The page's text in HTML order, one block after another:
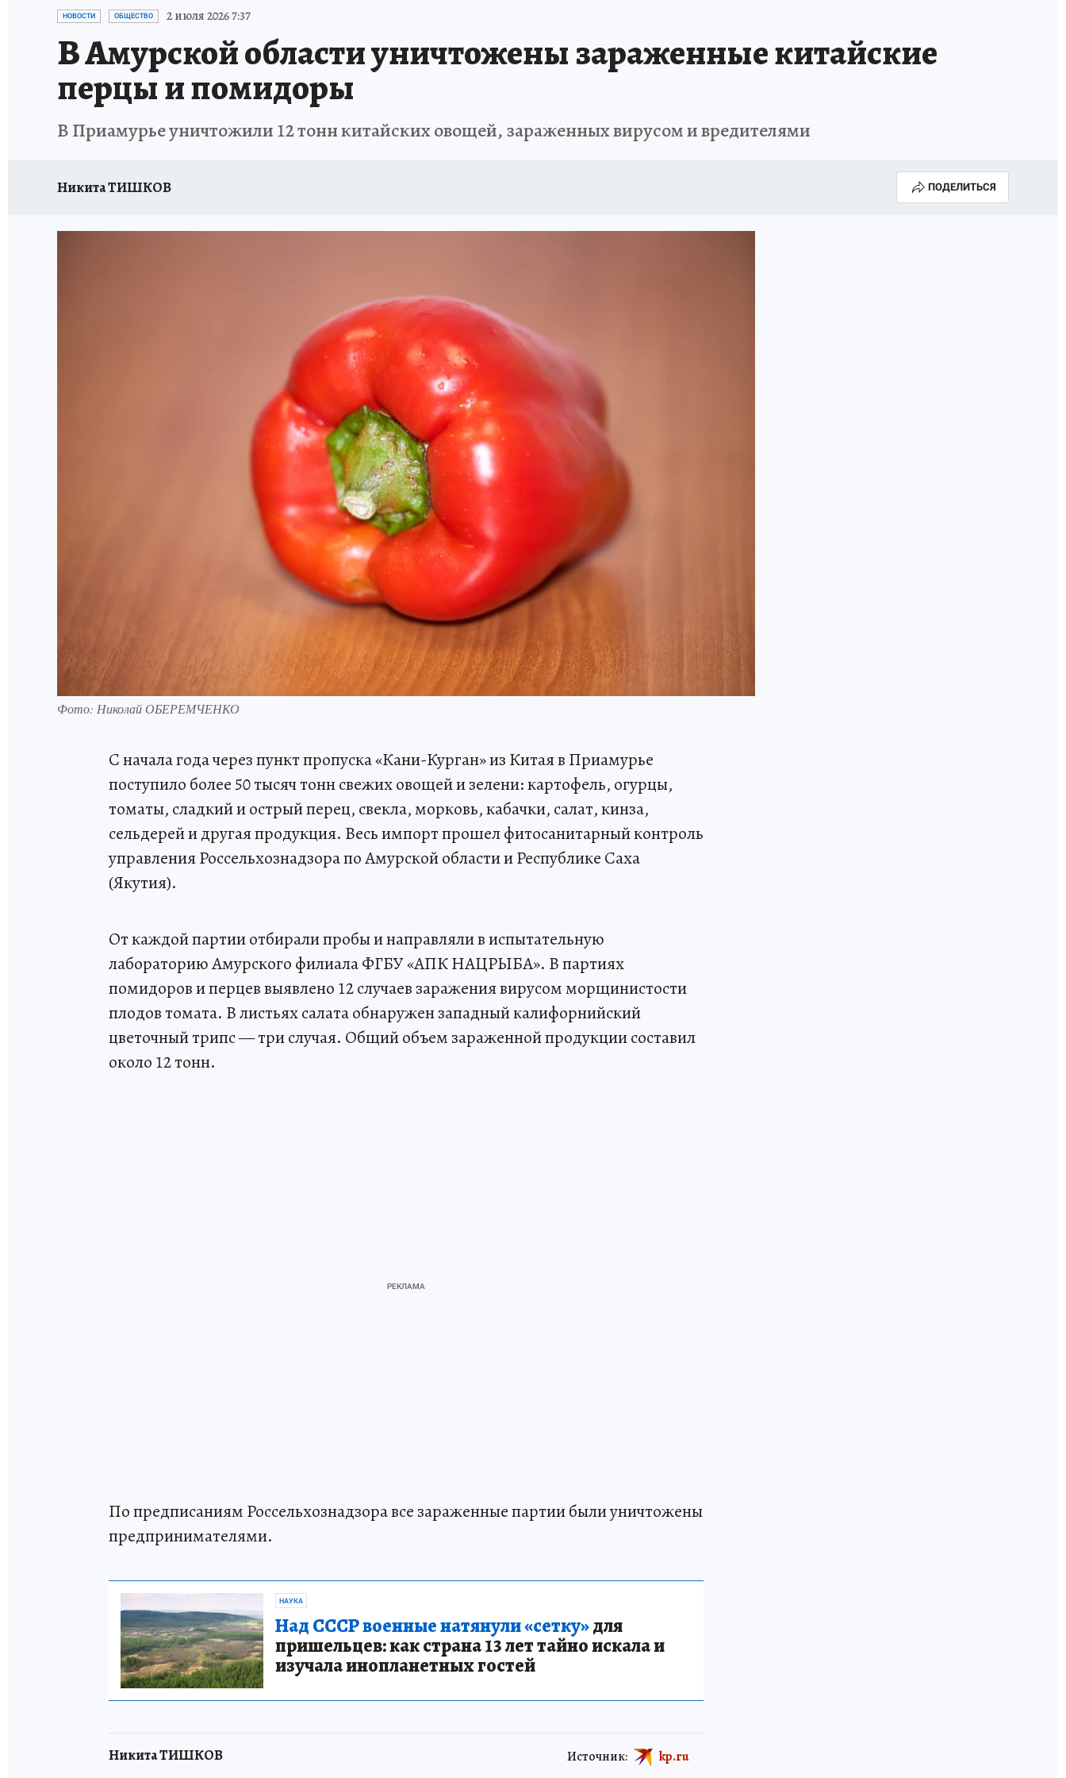
ИСПЫТАНО НА СЕБЕ
НОВОСТИ ОБЩЕСТВО 2 июля 2026 7:37
В Амурской области уничтожены зараженные китайские
перцы и помидоры
В Приамурье уничтожили 12 тонн китайских овощей, зараженных вирусом и вредителями
Никита ТИШКОВ ПОДЕЛИТЬСЯ
Фото: Николай ОБЕРЕМЧЕНКО
С начала года через пункт пропуска «Кани-Курган» из Китая в Приамурье
поступило более 50 тысяч тонн свежих овощей и зелени: картофель, огурцы,
томаты, сладкий и острый перец, свекла, морковь, кабачки, салат, кинза,
сельдерей и другая продукция. Весь импорт прошел фитосанитарный контроль
управления Россельхознадзора по Амурской области и Республике Саха
(Якутия).
От каждой партии отбирали пробы и направляли в испытательную
лабораторию Амурского филиала ФГБУ «АПК НАЦРЫБА». В партиях
помидоров и перцев выявлено 12 случаев заражения вирусом морщинистости
плодов томата. В листьях салата обнаружен западный калифорнийский
цветочный трипс — три случая. Общий объем зараженной продукции составил
около 12 тонн.
По предписаниям Россельхознадзора все зараженные партии были уничтожены
предпринимателями.
НАУКА
Над СССР военные натянули «сетку»для
пришельцев: как страна 13 лет тайно искала и
изучала инопланетных гостей
Никита ТИШКОВ Источник: kp.ru